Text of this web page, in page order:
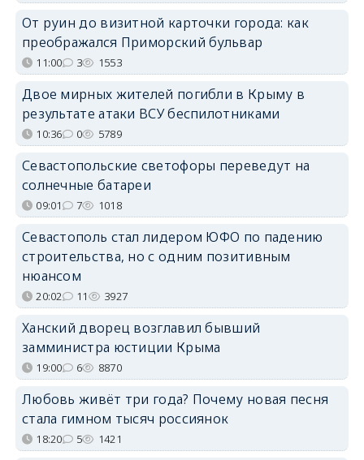
От руин до визитной карточки города: как
преображался Приморский бульвар
11:00 3 1553
Двое мирных жителей погибли в Крыму в
результате атаки ВСУ беспилотниками
10:36 0 5789
Севастопольские светофоры переведут на
солнечные батареи
09:01 7 1018
Севастополь стал лидером ЮФО по падению
строительства, но с одним позитивным
нюансом
20:02 11 3927
Ханский дворец возглавил бывший
замминистра юстиции Крыма
19:00 6 8870
Любовь живёт три года? Почему новая песня
стала гимном тысяч россиянок
18:20 5 1421